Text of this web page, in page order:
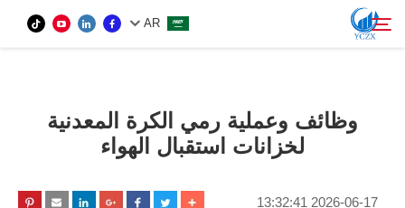
AR
ابحث
وظائف وعملية رمي الكرة المعدنية
لخزانات استقبال الهواء
2026-06-17 13:32:41